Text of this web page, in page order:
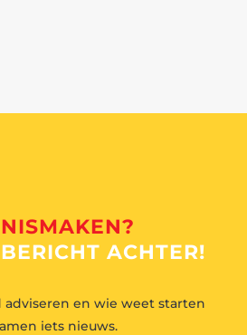
ACHTER!
adviseren en wie weet starten
iets nieuws.